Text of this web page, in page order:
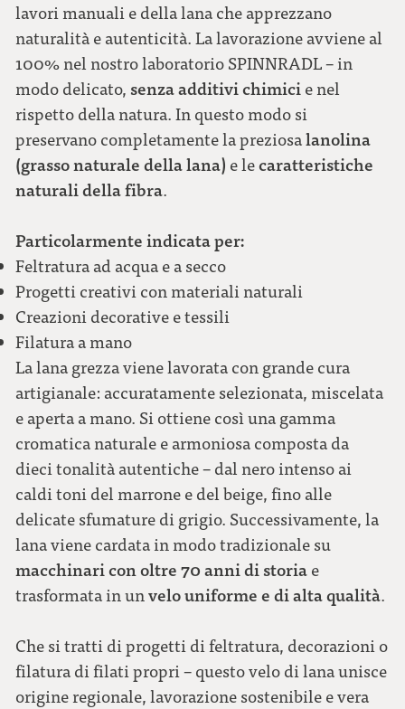
lavori manuali e della lana che apprezzano
naturalità e autenticità. La lavorazione avviene al
100% nel nostro laboratorio SPINNRADL – in
modo delicato,senza additivi chimici e nel
rispetto della natura. In questo modo si
preservano completamente la preziosalanolina
(grasso naturale della lana) e lecaratteristiche
naturali della fibra.
Particolarmente indicata per:
Feltratura ad acqua e a secco
Progetti creativi con materiali naturali
Creazioni decorative e tessili
Filatura a mano
La lana grezza viene lavorata con grande cura
artigianale: accuratamente selezionata, miscelata
e aperta a mano. Si ottiene così una gamma
cromatica naturale e armoniosa composta da
dieci tonalità autentiche – dal nero intenso ai
caldi toni del marrone e del beige, fino alle
delicate sfumature di grigio. Successivamente, la
lana viene cardata in modo tradizionale su
macchinari con oltre 70 anni di storia e
trasformata in unvelo uniforme e di alta qualità.
Che si tratti di progetti di feltratura, decorazioni o
filatura di filati propri – questo velo di lana unisce
origine regionale, lavorazione sostenibile e vera